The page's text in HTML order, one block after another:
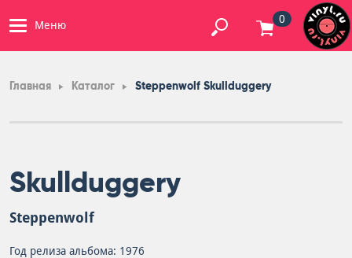
Меню 0
Главная Каталог Steppenwolf Skullduggery
Skullduggery
Steppenwolf
Год релиза альбома: 1976